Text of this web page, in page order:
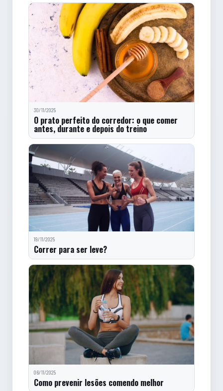
30/11/2025
O prato perfeito do corredor: o que comer
antes, durante e depois do treino
19/11/2025
Correr para ser leve?
06/11/2025
Como prevenir lesões comendo melhor